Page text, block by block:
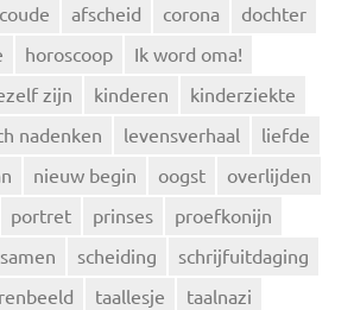
afscheid corona
dochter
horoscoop
Ik word oma!
zijn kinderen
kinderziekte
nadenken levensverhaal
liefde
nieuw begin oogst
overlijden
portret prinses
proefkonijn
samen scheiding
schrijfuitdaging
taallesje
taalnazi